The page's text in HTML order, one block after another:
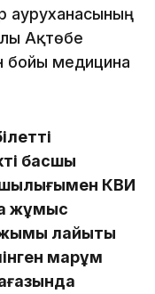
ауруханасының
Ақтөбе
бойы медицина
басшы
КВИ
жұмыс
лайықты
марқұм